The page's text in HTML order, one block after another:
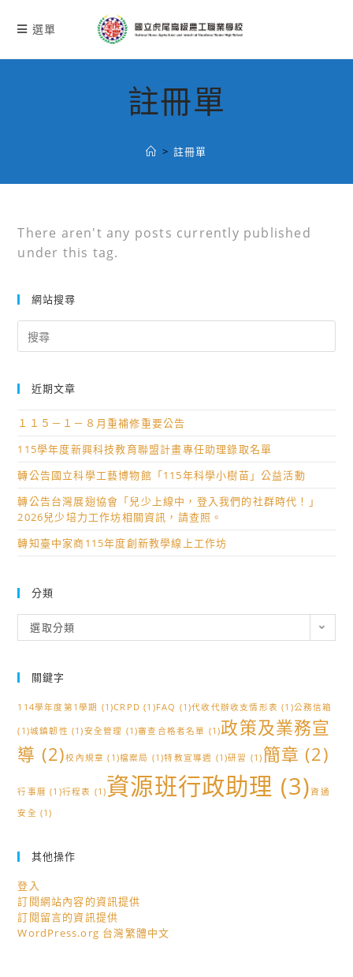
選單
註冊單
> 註冊單
There aren't any posts currently published
under this tag.
網站搜尋
for:
近期文章
１１５－１－８月重補修重要公告
115學年度新興科技教育聯盟計畫專任助理錄取名單
轉公告國立科學工藝博物館「115年科學小樹苗」公益活動
轉公告台灣展翅協會「兒少上線中，登入我們的社群時代！」
2026兒少培力工作坊相關資訊，請查照。
轉知臺中家商115年度創新教學線上工作坊
分類
類
選取分類
關鍵字
114學年度第1學期 (1)CRPD (1)FAQ (1)代收代辦收支情形表 (1)公務信箱
(1)城鎮韌性 (1)安全管理 (1)審查合格者名單 (1)政策及業務宣
導 (2)校內規章 (1)檔案局 (1)特教宣導週 (1)研習 (1) 簡章 (2)
行事曆 (1)行程表 (1)資源班行政助理 (3)資通
安全 (1)
其他操作
登入
訂閱網站內容的資訊提供
訂閱留言的資訊提供
WordPress.org 台灣繁體中文